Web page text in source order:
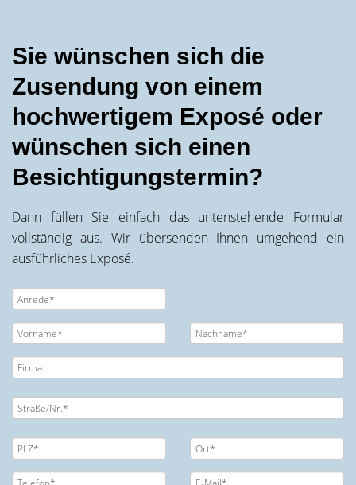
Sie wünschen sich die
Zusendung von einem
hochwertigem Exposé oder
wünschen sich einen
Besichtigungstermin?
Dann füllen Sie einfach das untenstehende Formular
vollständig aus. Wir übersenden Ihnen umgehend ein
ausführliches Exposé.